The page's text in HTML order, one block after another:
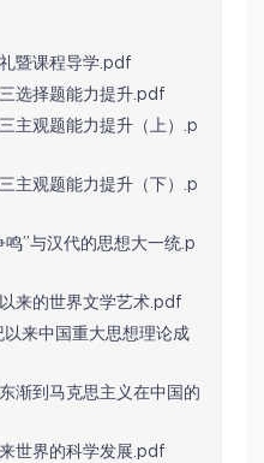
暨课程导学.pdf
选择题能力提升.pdf
主观题能力提升（上）.p
主观题能力提升（下）.p
”与汉代的思想大一统.p
来的世界文学艺术.pdf
来中国重大思想理论成
渐到马克思主义在中国的
世界的科学发展.pdf